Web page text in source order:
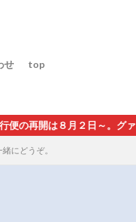
せ top
２日～。グァム経由・イ
にどうぞ。